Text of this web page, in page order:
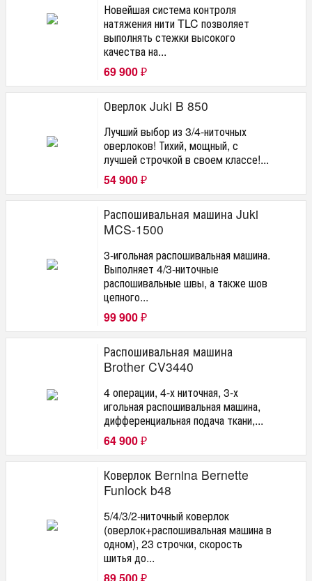
Новейшая система контроля
натяжения нити TLC позволяет
выполнять стежки высокого
качества на...
69 900 ₽
Оверлок Juki B 850
Лучший выбор из 3/4-ниточных
оверлоков! Тихий, мощный, с
лучшей строчкой в своем классе!...
54 900 ₽
Распошивальная машина Juki
MCS-1500
3-игольная распошивальная машина.
Выполняет 4/3-ниточные
распошивальные швы, а также шов
цепного...
99 900 ₽
Распошивальная машина
Brother CV3440
4 операции, 4-х ниточная, 3-х
игольная распошивальная машина,
дифференциальная подача ткани,...
64 900 ₽
Коверлок Bernina Bernette
Funlock b48
5/4/3/2-ниточный коверлок
(оверлок+распошивальная машина в
одном), 23 строчки, скорость
шитья до...